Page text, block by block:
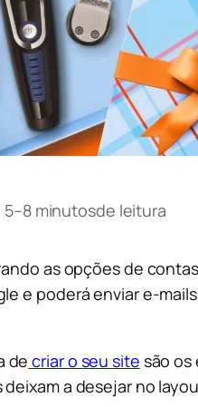
5–8 minutosde leitura
as opções de
e poderá enviar e-
de criar o seu site são os
a desejar no